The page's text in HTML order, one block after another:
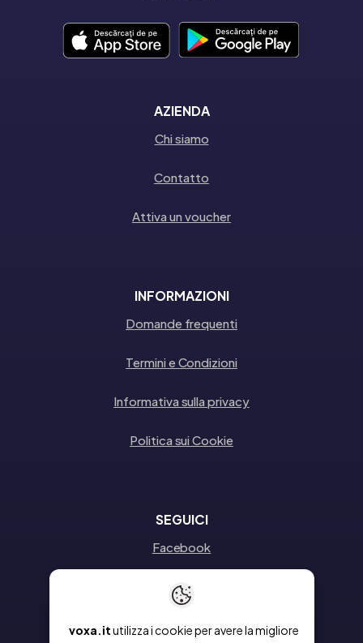
voxa.itutilizza i cookie per avere la migliore
AZIENDA
Chi siamo
Contatto
Attiva un voucher
INFORMAZIONI
Domande frequenti
Termini e Condizioni
Informativa sulla privacy
Politica sui Cookie
SEGUICI
Facebook
Instagram
Linkedin